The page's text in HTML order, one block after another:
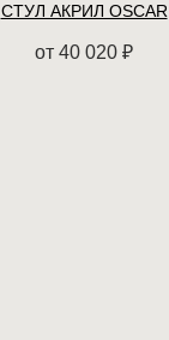
СТУЛ АКРИЛ OSCAR
от 40 020 ₽